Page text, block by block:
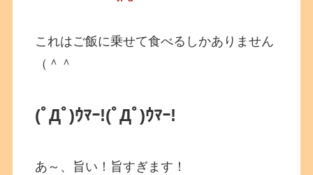
これはご飯に乗せて食べるしかありません
（＾＾
(ﾟДﾟ)ｳﾏｰ!(ﾟДﾟ)ｳﾏｰ!
あ～、旨い！旨すぎます！